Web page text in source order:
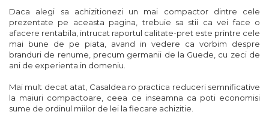
Pompa Aer
Cric Manual
Ulei Hidraulic
Scripete Manual
Banc de lucru – tamplarie
Transpalet / carucior transport
marfa
Fierastraie Electrice
Fierastrau cu banda vertical
Foarfeci Electrice
Aspiratoare Profesionale &
Semanatori
Daca alegi sa achizitionezi un mai compactor dintre cele
prezentate pe aceasta pagina, trebuie sa stii ca vei face o
afacere rentabila, intrucat raportul calitate-pret este printre cele
mai bune de pe piata, avand in vedere ca vorbim despre
branduri de renume, precum germanii de la Guede, cu zeci de
ani de experienta in domeniu.
Mai mult decat atat, CasaIdea.ro practica reduceri semnificative
la maiuri compactoare, ceea ce inseamna ca poti economisi
sume de ordinul miilor de lei la fiecare achizitie.